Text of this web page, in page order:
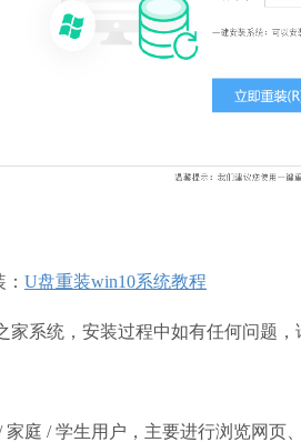
U盘重装win10系统教程
统，安装过程中如有任何问题，
/ 学生用户，主要进行浏览网页